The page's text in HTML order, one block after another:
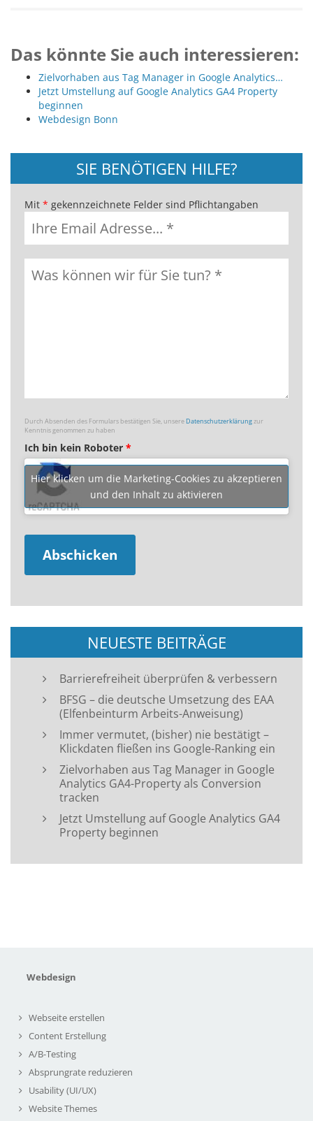
Das könnte Sie auch interessieren:
Zielvorhaben aus Tag Manager in Google Analytics…
Jetzt Umstellung auf Google Analytics GA4 Property
beginnen
Webdesign Bonn
SIE BENÖTIGEN HILFE?
Mit * gekennzeichnete Felder sind Pflichtangaben
Durch Absenden des Formulars bestätigen Sie, unsereDatenschutzerklärungzur
Kenntnis genommen zu haben
Ich bin kein Roboter *
Hier klicken um die Marketing-Cookies zu akzeptieren
und den Inhalt zu aktivieren
NEUESTE BEITRÄGE
Barrierefreiheit überprüfen & verbessern
BFSG – die deutsche Umsetzung des EAA
(Elfenbeinturm Arbeits-Anweisung)
Immer vermutet, (bisher) nie bestätigt –
Klickdaten fließen ins Google-Ranking ein
Zielvorhaben aus Tag Manager in Google
Analytics GA4-Property als Conversion
tracken
Jetzt Umstellung auf Google Analytics GA4
Property beginnen
Webdesign
Webseite erstellen
Content Erstellung
A/B-Testing
Absprungrate reduzieren
Usability (UI/UX)
Website Themes